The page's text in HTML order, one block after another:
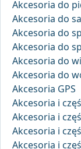
Akcesoria do
Akcesoria do
Akcesoria do
Akcesoria do
Akcesoria do
Akcesoria do
Akcesoria GPS
Akcesoria i
Akcesoria i
Akcesoria i
Akcesoria i